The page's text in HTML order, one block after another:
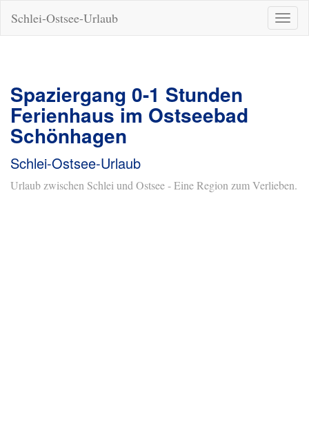
ein-/
Schlei-Ostsee-Urlaub
Spaziergang 0-1 Stunden
Ferienhaus im Ostseebad
Schönhagen
Schlei-Ostsee-Urlaub
Urlaub zwischen Schlei und Ostsee - Eine Region zum Verlieben.